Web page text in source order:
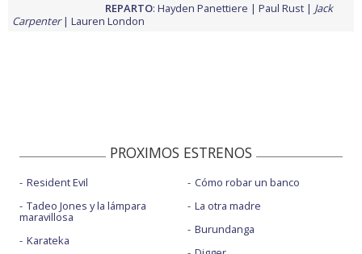
REPARTO: Hayden Panettiere Paul Rust
Jack
Carpenter
Lauren London
PROXIMOS ESTRENOS
Resident Evil
Tadeo Jones y la lámpara
maravillosa
Karateka
Cómo robar un banco
La otra madre
Burundanga